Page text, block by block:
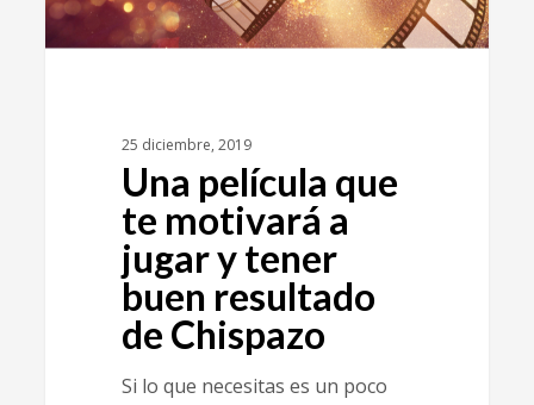
25 diciembre, 2019
Una película que
te motivará a
jugar y tener
buen resultado
de Chispazo
Si lo que necesitas es un poco